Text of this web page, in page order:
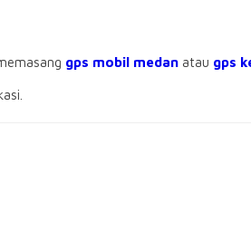
gps mobil medan atau gps